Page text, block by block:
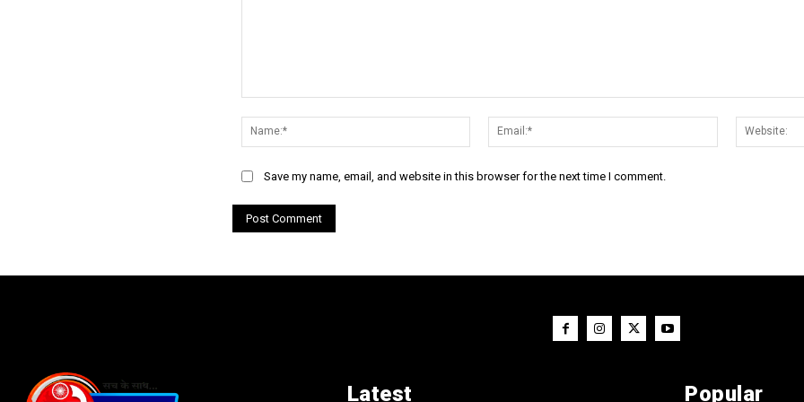
Name:*
Email:*
Save my name, email, and website in this browser for the next time I comment.
Latest Popular